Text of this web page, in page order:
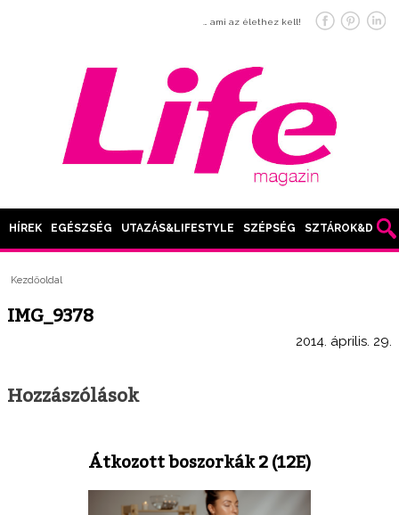
… ami az élethez kell!
HÍREK EGÉSZSÉG UTAZÁS&LIFESTYLE SZÉPSÉG SZTÁROK&DIVAT
Kezdőoldal
IMG_9378
2014. április. 29.
Hozzászólások
Átkozott boszorkák 2 (12E)